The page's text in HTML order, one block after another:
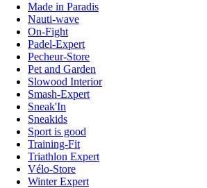
Made in Paradis
Nauti-wave
On-Fight
Padel-Expert
Pecheur-Store
Pet and Garden
Slowood Interior
Smash-Expert
Sneak'In
Sneakids
Sport is good
Training-Fit
Triathlon Expert
Vélo-Store
Winter Expert